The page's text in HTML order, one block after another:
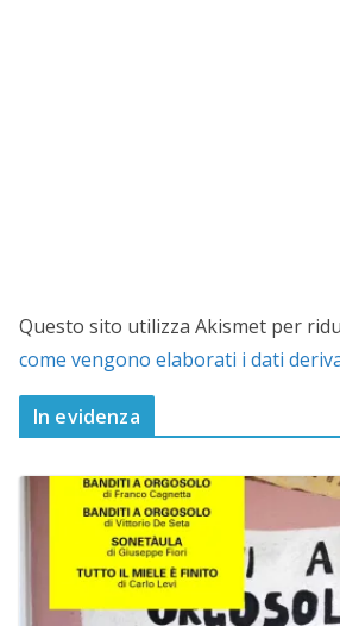
Questo sito utilizza Akismet per
come vengono elaborati i dati
In evidenza